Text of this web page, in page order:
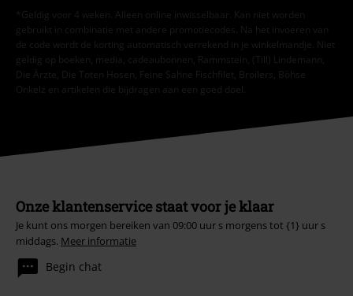
*Geldig voor 4 weken. Alleen online inwisselbaar. Kan niet worden
gebruikt in combinatie met andere promotiecodes. Na het invoeren van
de code wordt de korting automatisch verrekend in je winkelmandje. Niet
geldig op boeken, media, cadeaubonnen, Rammstein, (Till) Lindemann,
Die Ärzte, Die Toten Hosen, Feine Sahne Fischfilet, Broilers, Böhse
Onkelz en artikelen die bijdragen aan een goed doel.
Onze klantenservice staat voor je klaar
Je kunt ons morgen bereiken van 09:00 uur s morgens tot {1} uur s
middags. Meer informatie
Begin chat